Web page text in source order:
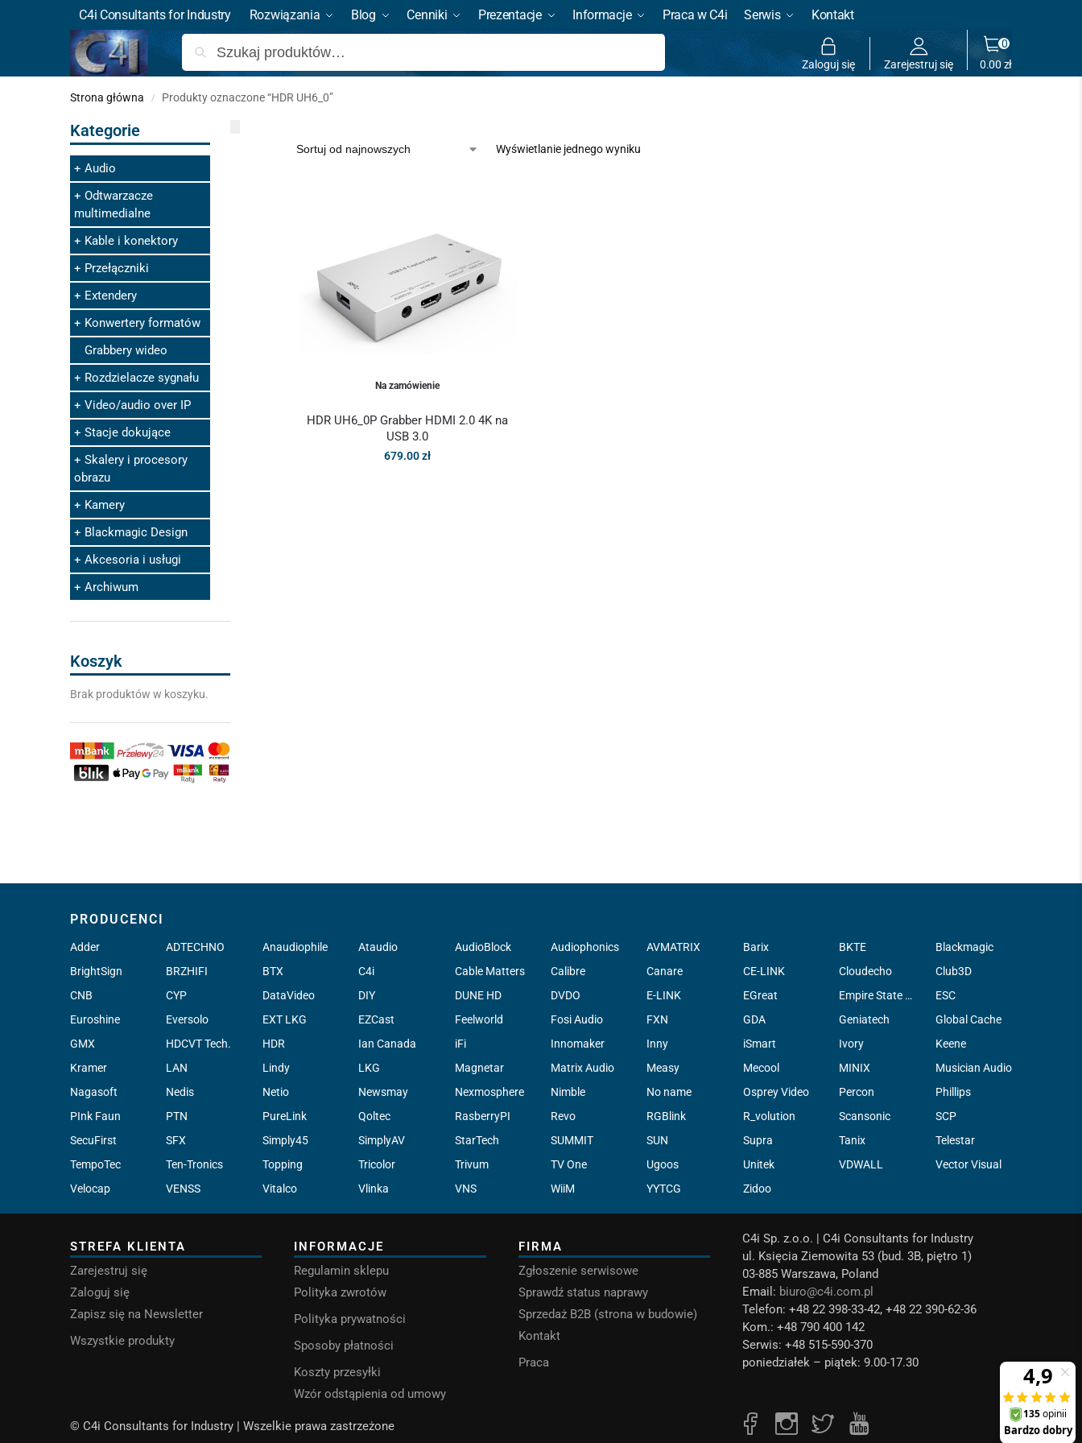
C4i Consultants for Industry Rozwiązania Blog Cenniki Prezentacje Informacje Praca w C4i Serwis Kontakt
Szukaj
Zaloguj się Zarejestruj się 0.00zł
0
Strona główna / Produkty oznaczone “HDR UH6_0”
Wyświetlanie jednego wyniku
Na zamówienie
HDR UH6_0P Grabber HDMI 2.0 4K na
USB 3.0
679.00zł
Kategorie
Audio
Odtwarzacze
multimedialne
Kable i konektory
Przełączniki
Extendery
Konwertery formatów
Grabbery wideo
Rozdzielacze sygnału
Video/audio over IP
Stacje dokujące
Skalery i procesory
obrazu
Kamery
Blackmagic Design
Akcesoria i usługi
Archiwum
Koszyk
Brak produktów w koszyku.
PRODUCENCI
Adder ADTECHNO Anaudiophile Ataudio AudioBlock Audiophonics AVMATRIX Barix BKTE
Blackmagic
BrightSign
BRZHIFI BTX C4i Cable Matters Calibre Canare CE-LINK Cloudecho
Club3D
CNB
CYP DataVideo DIY DUNE HD DVDO E-LINK EGreat Empire State Filter Company, INC.
ESC
Euroshine
Eversolo EXT LKG EZCast Feelworld Fosi Audio FXN GDA Geniatech
Global Cache
GMX
HDCVT Tech. HDR Ian Canada iFi Innomaker Inny iSmart Ivory
Keene
Kramer
LAN Lindy LKG Magnetar Matrix Audio Measy Mecool MINIX
Musician Audio
Nagasoft
Nedis Netio Newsmay Nexmosphere Nimble No name Osprey Video Percon
Phillips
PInk Faun
PTN PureLink Qoltec RasberryPI Revo RGBlink R_volution Scansonic
SCP
SecuFirst
SFX Simply45 SimplyAV StarTech SUMMIT SUN Supra Tanix
Telestar
TempoTec
Ten-Tronics Topping Tricolor Trivum TV One Ugoos Unitek VDWALL
Vector Visual
Velocap
VENSS Vitalco Vlinka VNS WiiM YYTCG Zidoo
STREFA KLIENTA
Zarejestruj się
Zaloguj się
Zapisz się na Newsletter
Wszystkie produkty
INFORMACJE
Regulamin sklepu
Polityka zwrotów
Polityka prywatności
Sposoby płatności
Koszty przesyłki
Wzór odstąpienia od umowy
FIRMA
Zgłoszenie serwisowe
Sprawdź status naprawy
Sprzedaż B2B (strona w budowie)
Kontakt
Praca
C4i Sp. z.o.o. | C4i Consultants for Industry
ul. Księcia Ziemowita 53 (bud. 3B, piętro 1)
03-885 Warszawa, Poland
Email: biuro@c4i.com.pl
Telefon: +48 22 398-33-42, +48 22 390-62-36
Kom.: +48 790 400 142
Serwis: +48 515-590-370
poniedziałek – piątek: 9.00-17.30
© C4i Consultants for Industry | Wszelkie prawa zastrzeżone